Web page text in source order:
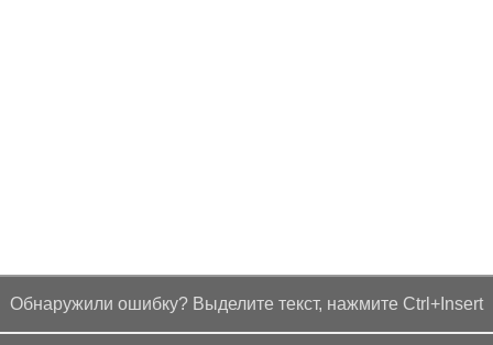
Обнаружили ошибку? Выделите текст, нажмите Ctrl+Insert